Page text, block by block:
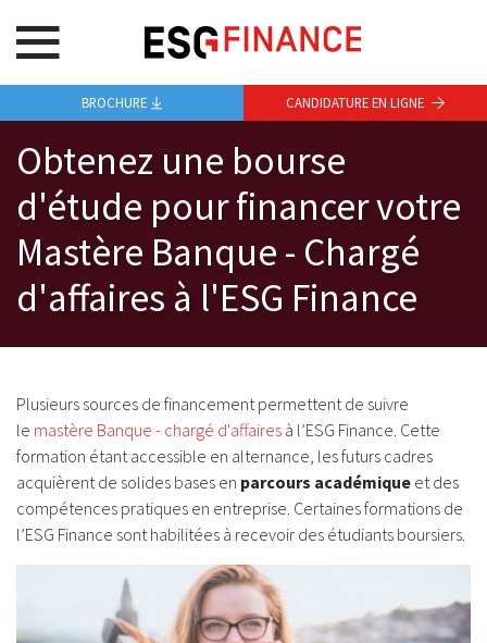
Obtenez une bourse
d'étude pour financer votre
Mastère Banque - Chargé
d'affaires à l'ESG Finance
Plusieurs sources de financement permettent de suivre
le mastère Banque - chargé d'affaires à l’ESG Finance. Cette
formation étant accessible en alternance, les futurs cadres
acquièrent de solides bases en parcours académique et des
compétences pratiques en entreprise. Certaines formations de
l’ESG Finance sont habilitées à recevoir des étudiants boursiers.
BROCHURE CANDIDATURE EN LIGNE